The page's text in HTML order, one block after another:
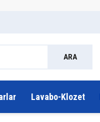
ARA
Lavabo-Klozet